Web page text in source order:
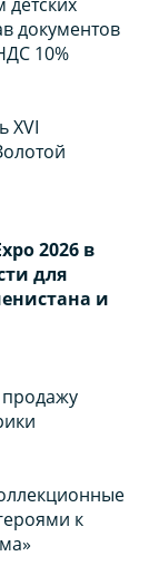
документов
10%
XVI
2026 в
для
и
продажу
к